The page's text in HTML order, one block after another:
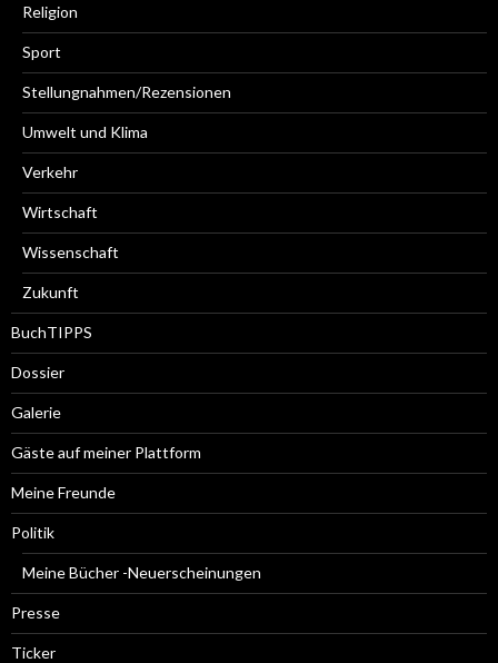
Religion
Sport
Stellungnahmen/Rezensionen
Umwelt und Klima
Verkehr
Wirtschaft
Wissenschaft
Zukunft
BuchTIPPS
Dossier
Galerie
Gäste auf meiner Plattform
Meine Freunde
Politik
Meine Bücher -Neuerscheinungen
Presse
Ticker